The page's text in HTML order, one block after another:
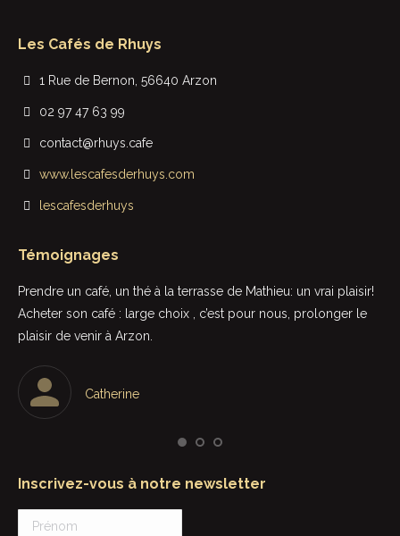
Les Cafés de Rhuys
1 Rue de Bernon, 56640 Arzon
02 97 47 63 99
contact@rhuys.cafe
www.lescafesderhuys.com
lescafesderhuys
Témoignages
Prendre un café, un thé à la terrasse de Mathieu: un vrai plaisir!
Acheter son café : large choix , c’est pour nous, prolonger le
plaisir de venir à Arzon.
Catherine
Inscrivez-vous à notre newsletter